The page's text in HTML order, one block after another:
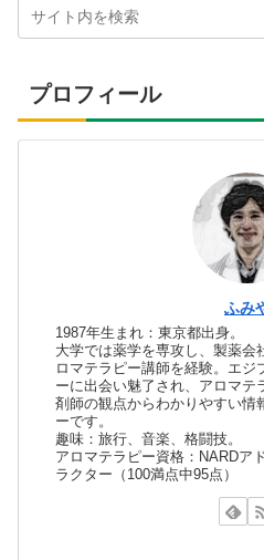
プロフィール
ふみ
1987年生まれ：東京都出身。
大学では薬学を専攻し、製薬会
ロマテラピー講師を経験。エジ
ーに出会い魅了され、アロマテ
剤師の観点からわかりやすい情
ーです。
趣味：旅行、音楽、格闘技。
アロマテラピー資格：NARDア
ラクター（100満点中95点）